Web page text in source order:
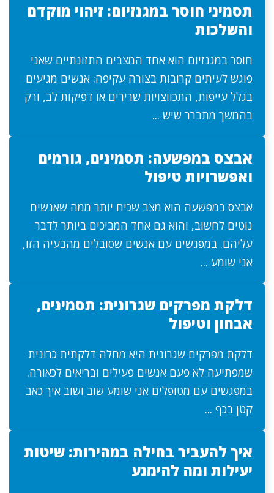
תסמיני חוסר במגנזיום: זיהוי מוקדם
והשלכות
חוסר במגנזיום הוא אחד המצבים התזונתיים שאני
פוגש לעיתים קרובות בצורה עקיפה: אנשים מגיעים
בגלל עייפות, התכווצויות שרירים או דפיקות לב, ורק
בהמשך מתברר שיש ...
אבצס במפשעה: תסמינים, גורמים
ואפשרויות טיפול
אבצס במפשעה הוא מצב שכיח יותר ממה שאנשים
נוטים לחשוב, והוא גם אחד המביכים ביותר לדבר
עליהם. במפגשים עם אנשים שסובלים מהבעיה הזו,
אני שומע ...
דלקת מפרקים שגרונית: תסמינים,
אבחון וטיפול
דלקת מפרקים שגרונית היא מחלה דלקתית כרונית
שמפתיעה לא פעם אנשים פעילים ובריאים לכאורה.
במפגשים עם מטופלים אני שומע שוב ושוב איך כאב
קטן בכף ...
איך להעביר בחילה במהירות: שיטות
יעילות ומה להימנע